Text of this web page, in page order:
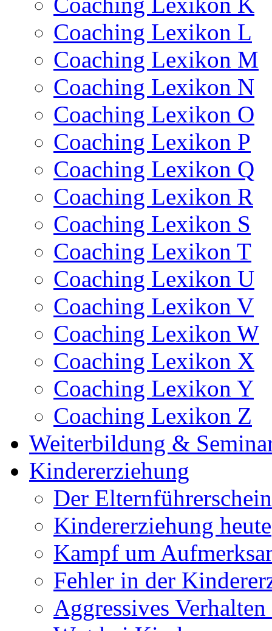
Coaching Lexikon L
Coaching Lexikon M
Coaching Lexikon N
Coaching Lexikon O
Coaching Lexikon P
Coaching Lexikon Q
Coaching Lexikon R
Coaching Lexikon S
Coaching Lexikon T
Coaching Lexikon U
Coaching Lexikon V
Coaching Lexikon W
Coaching Lexikon X
Coaching Lexikon Y
Coaching Lexikon Z
Weiterbildung &
Kindererziehung
Der Elternführerschein
Kindererziehung heute
Kampf um
Fehler in der
Aggressives